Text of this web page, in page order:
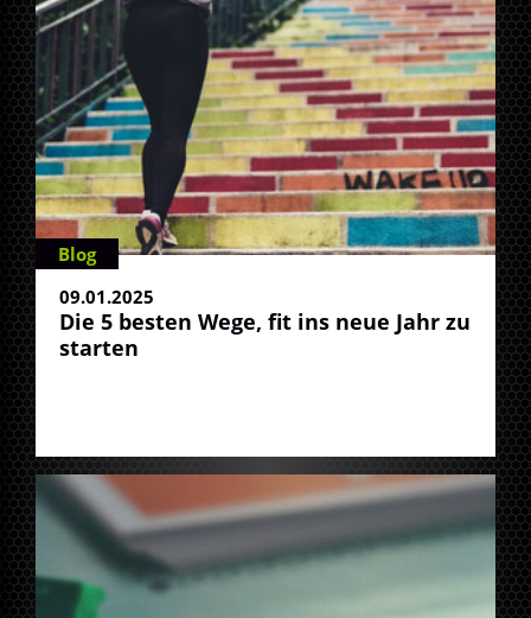
Blog
09.01.2025
Die 5 besten Wege, fit ins neue Jahr zu
starten